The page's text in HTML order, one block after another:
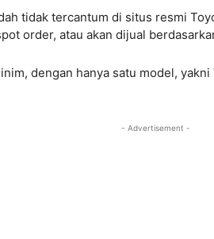
tidak tercantum di situs resmi
order, atau akan dijual
dengan hanya satu model,
- Advertisement -